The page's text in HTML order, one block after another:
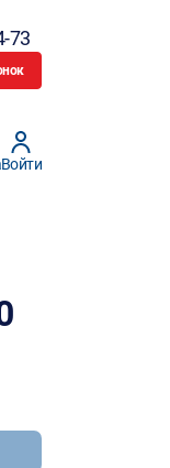
73
Войти